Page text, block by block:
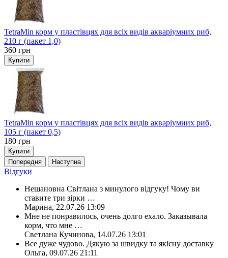
TetraMin корм у пластівцях для всіх видів акваріумних риб,
210 г (пакет 1,0)
360 грн
Купити
TetraMin корм у пластівцях для всіх видів акваріумних риб,
105 г (пакет 0,5)
180 грн
Купити
Попередня
Наступна
Відгуки
Нешановна Світлана з минулого відгуку! Чому ви
ставите три зірки …
Марина, 22.07.26 13:09
Мне не понравилось, очень долго ехало. Заказывала
корм, что мне …
Светлана Кучинова, 14.07.26 13:01
Все дуже чудово. Дякую за швидку та якісну доставку
Ольга, 09.07.26 21:11